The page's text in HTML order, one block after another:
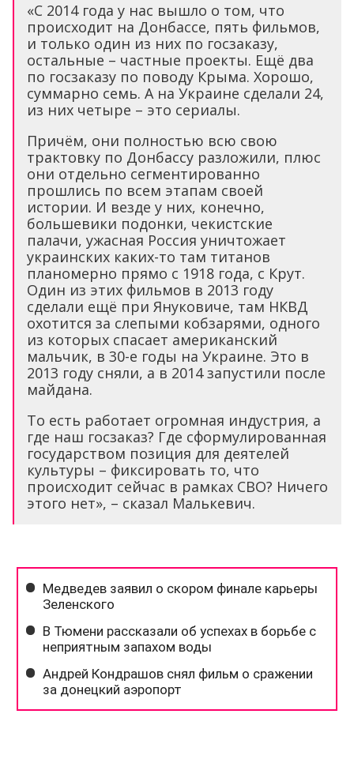
«С 2014 года у нас вышло о том, что
происходит на Донбассе, пять фильмов,
и только один из них по госзаказу,
остальные – частные проекты. Ещё два
по госзаказу по поводу Крыма. Хорошо,
суммарно семь. А на Украине сделали 24,
из них четыре – это сериалы.
Причём, они полностью всю свою
трактовку по Донбассу разложили, плюс
они отдельно сегментированно
прошлись по всем этапам своей
истории. И везде у них, конечно,
большевики подонки, чекистские
палачи, ужасная Россия уничтожает
украинских каких-то там титанов
планомерно прямо с 1918 года, с Крут.
Один из этих фильмов в 2013 году
сделали ещё при Януковиче, там НКВД
охотится за слепыми кобзарями, одного
из которых спасает американский
мальчик, в 30-е годы на Украине. Это в
2013 году сняли, а в 2014 запустили после
майдана.
То есть работает огромная индустрия, а
где наш госзаказ? Где сформулированная
государством позиция для деятелей
культуры – фиксировать то, что
происходит сейчас в рамках СВО? Ничего
этого нет», – сказал Малькевич.